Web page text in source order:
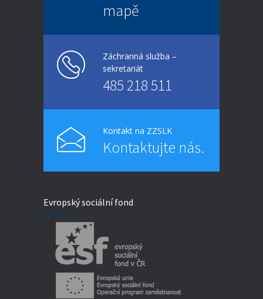
mapě
Záchranná služba –
sekretariát
485 218 511
Kontakt na ZZSLK
Kontaktujte nás.
Evropský sociální fond